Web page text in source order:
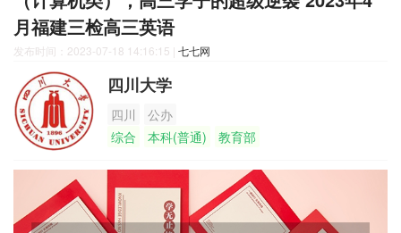
月福建三检高三英语
发布时间：2023-07-18 14:16:15 | 七七网
四川大学
四川
公办
综合
本科(普通) 教育部